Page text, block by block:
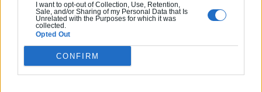
I want to opt-out of Collection, Use, Retention,
Sale, and/or Sharing of my Personal Data that Is
Unrelated with the Purposes for which it was
collected.
Opted Out
CONFIRM
Suivez-nous !